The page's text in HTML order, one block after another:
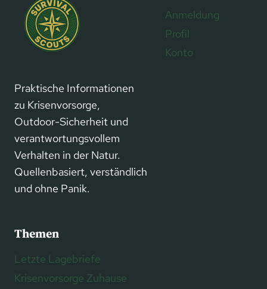
Praktische Informationen
zu Krisenvorsorge,
Outdoor-Sicherheit und
verantwortungsvollem
Verhalten in der Natur.
Quellenbasiert, verständlich
und ohne Panik.
Anmeldung
Profil
Konto
Themen
Letzte Lagebriefe
Krisenvorsorge Zuhause